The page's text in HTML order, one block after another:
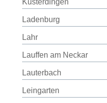
Kusterdingen
Ladenburg
Lahr
Lauffen am Neckar
Lauterbach
Leingarten